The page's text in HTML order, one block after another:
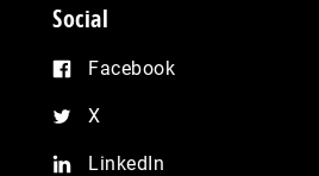
Social
Facebook
X
LinkedIn